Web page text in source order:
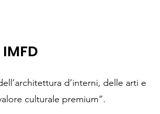
d’interni, delle arti e
culturale premium”.